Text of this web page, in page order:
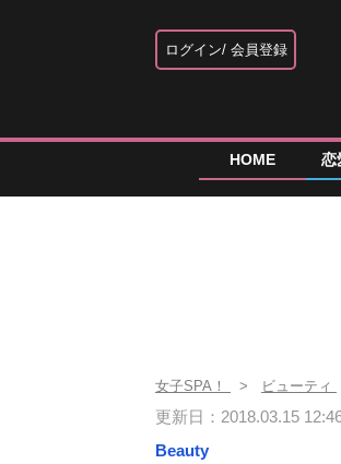
ログイン 会員登録
HOME 恋
女子SPA！ ビューティ
更新日：2018.03.15
Beauty